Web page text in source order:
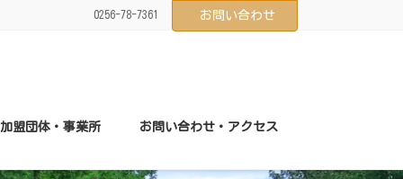
0256-78-7361 お問い合わせ
加盟団体・事業所 お問い合わせ・アクセス